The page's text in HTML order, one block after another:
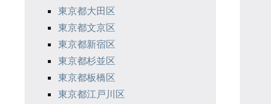
東京都大田区
東京都文京区
東京都新宿区
東京都杉並区
東京都板橋区
東京都江戸川区